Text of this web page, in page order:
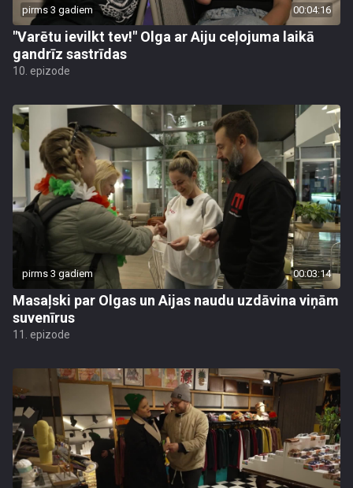
pirms 3 gadiem 00:04:16
"Varētu ievilkt tev!" Olga ar Aiju ceļojuma laikā
gandrīz sastrīdas
10. epizode
pirms 3 gadiem 00:03:14
Masaļski par Olgas un Aijas naudu uzdāvina viņām
suvenīrus
11. epizode